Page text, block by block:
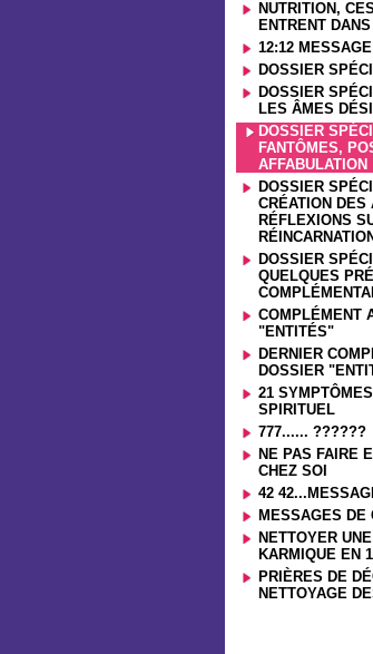
NUTRITION,
ENTRENT
12:12
DOSSIER
DOSSIER
LES ÂMES
DOSSIER
FANTÔMES,
AFFABULATION
DOSSIER
CRÉATION
RÉFLEXIONS
RÉINCARNATION
DOSSIER
QUELQUES
COMPLÉMENT
"ENTITÉS"
DERNIER
DOSSIER
21
SPIRITUEL
777...... ??????
NE PAS FAIRE
CHEZ SOI
42
MESSAGES DE
NETTOYER
KARMIQUE EN
PRIÈRES DE
NETTOYAGE